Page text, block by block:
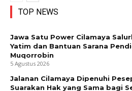
TOP NEWS
Jawa Satu Power Cilamaya
Yatim dan Bantuan Sarana
Muqorrobin
5 Agustus 2026
Jalanan Cilamaya Dipenuhi
Suarakan Hak yang Sama bagi